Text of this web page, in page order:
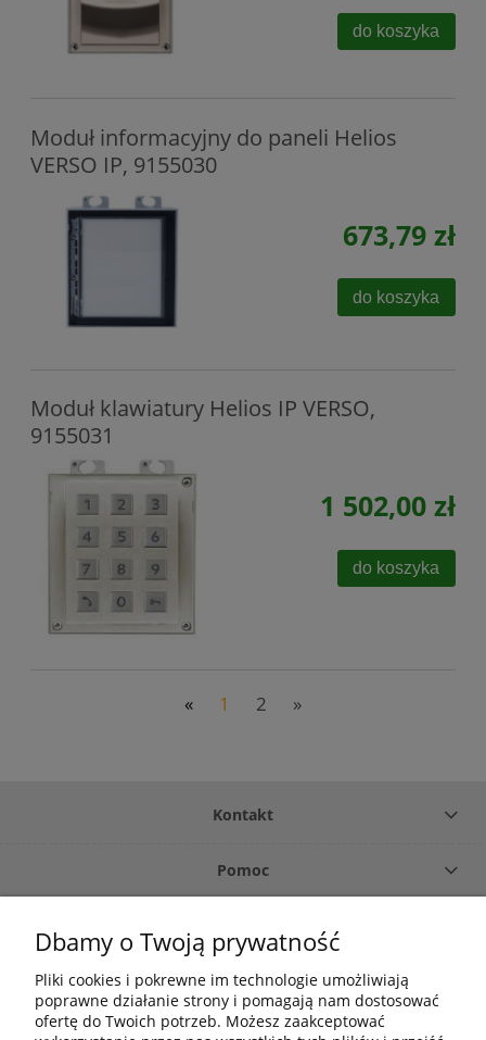
do koszyka
Moduł informacyjny do paneli Helios
VERSO IP, 9155030
673,79 zł
do koszyka
Moduł klawiatury Helios IP VERSO,
9155031
1 502,00 zł
do koszyka
« 1 2 »
Kontakt
Pomoc
O firmie
Dbamy o Twoją prywatność
Pliki cookies i pokrewne im technologie umożliwiają
poprawne działanie strony i pomagają nam dostosować
ofertę do Twoich potrzeb. Możesz zaakceptować